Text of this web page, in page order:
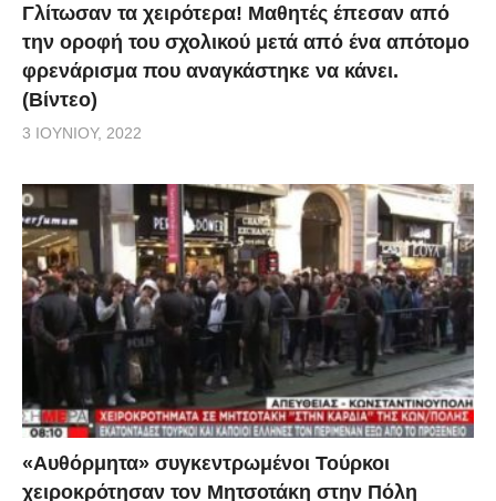
Γλίτωσαν τα χειρότερα! Μαθητές έπεσαν από
την οροφή του σχολικού μετά από ένα απότομο
φρενάρισμα που αναγκάστηκε να κάνει.
(Βίντεο)
3 ΙΟΥΝΊΟΥ, 2022
«Αυθόρμητα» συγκεντρωμένοι Τούρκοι
χειροκρότησαν τον Μητσοτάκη στην Πόλη